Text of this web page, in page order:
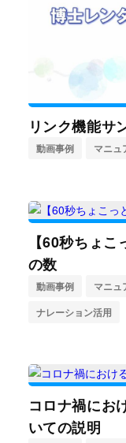
リンク機能サ
動画事例 マニュ
【60秒ちょ
の数
動画事例 マニュ
ナレーション活用
コロナ禍にお
いての説明